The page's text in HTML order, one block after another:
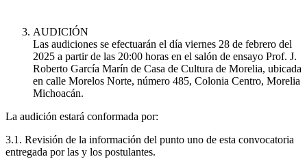
AUDICIÓN
Las audiciones se efectuarán el día viernes 28 de febrero del
2025 a partir de las 20:00 horas en el salón de ensayo Prof. J.
Roberto García Marín de Casa de Cultura de Morelia, ubicada
en calle Morelos Norte, número 485, Colonia Centro, Morelia
Michoacán.
La audición estará conformada por:
3.1. Revisión de la información del punto uno de esta convocatoria
entregada por las y los postulantes.